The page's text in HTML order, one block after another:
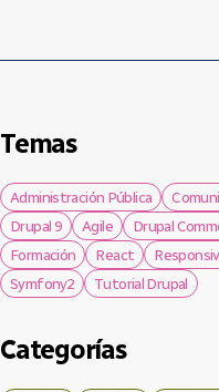
Temas
Administración Pública
Drupal 9
Agile Drupal
Formación
React
Symfony2
Tutorial Drupal
Categorías